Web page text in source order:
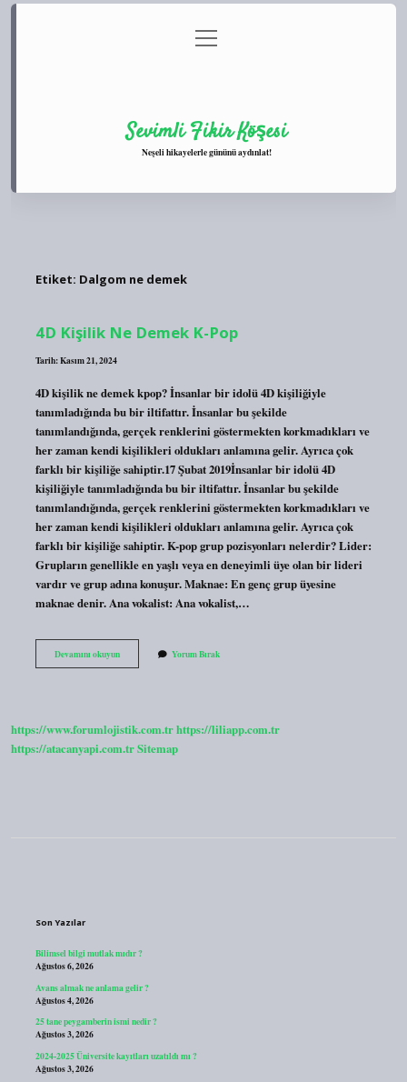
Gizlilik Politikası
menüyü
aç
Sevimli Fikir Köşesi
Neşeli hikayelerle gününü aydınlat!
Etiket: Dalgom ne demek
4D Kişilik Ne Demek K-Pop
Tarih: Kasım 21, 2024
4D kişilik ne demek kpop? İnsanlar bir idolü 4D kişiliğiyle
tanımladığında bu bir iltifattır. İnsanlar bu şekilde
tanımlandığında, gerçek renklerini göstermekten korkmadıkları ve
her zaman kendi kişilikleri oldukları anlamına gelir. Ayrıca çok
farklı bir kişiliğe sahiptir.17 Şubat 2019İnsanlar bir idolü 4D
kişiliğiyle tanımladığında bu bir iltifattır. İnsanlar bu şekilde
tanımlandığında, gerçek renklerini göstermekten korkmadıkları ve
her zaman kendi kişilikleri oldukları anlamına gelir. Ayrıca çok
farklı bir kişiliğe sahiptir. K-pop grup pozisyonları nelerdir? Lider:
Grupların genellikle en yaşlı veya en deneyimli üye olan bir lideri
vardır ve grup adına konuşur. Maknae: En genç grup üyesine
maknae denir. Ana vokalist: Ana vokalist,…
Devamını okuyun4D
Kişilik
Yorum Bırak
https://www.forumlojistik.com.trhttps://liliapp.com.tr
https://atacanyapi.com.trSitemap
Son Yazılar
Bilimsel bilgi mutlak mıdır ?
Ağustos 6, 2026
Avans almak ne anlama gelir ?
Ağustos 4, 2026
25 tane peygamberin ismi nedir ?
Ağustos 3, 2026
2024-2025 Üniversite kayıtları uzatıldı mı ?
Ağustos 3, 2026